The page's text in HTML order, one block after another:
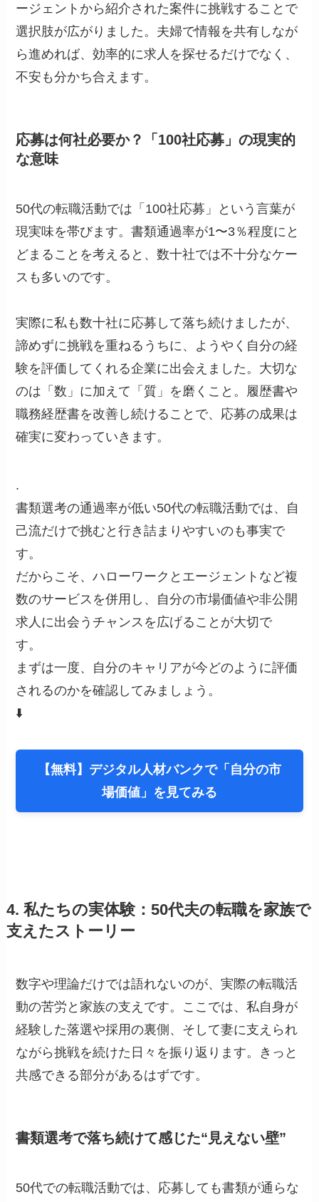
ージェントから紹介された案件に挑戦することで
選択肢が広がりました。夫婦で情報を共有しなが
ら進めれば、効率的に求人を探せるだけでなく、
不安も分かち合えます。
応募は何社必要か？「100社応募」の現実的
な意味
50代の転職活動では「100社応募」という言葉が
現実味を帯びます。書類通過率が1〜3％程度にと
どまることを考えると、数十社では不十分なケー
スも多いのです。
実際に私も数十社に応募して落ち続けましたが、
諦めずに挑戦を重ねるうちに、ようやく自分の経
験を評価してくれる企業に出会えました。大切な
のは「数」に加えて「質」を磨くこと。履歴書や
職務経歴書を改善し続けることで、応募の成果は
確実に変わっていきます。
.
書類選考の通過率が低い50代の転職活動では、自
己流だけで挑むと行き詰まりやすいのも事実で
す。
だからこそ、ハローワークとエージェントなど複
数のサービスを併用し、自分の市場価値や非公開
求人に出会うチャンスを広げることが大切で
す。
まずは一度、自分のキャリアが今どのように評価
されるのかを確認してみましょう。
⬇️
【無料】デジタル人材バンクで「自分の市
場価値」を見てみる
4. 私たちの実体験：50代夫の転職を家族で
支えたストーリー
数字や理論だけでは語れないのが、実際の転職活
動の苦労と家族の支えです。ここでは、私自身が
経験した落選や採用の裏側、そして妻に支えられ
ながら挑戦を続けた日々を振り返ります。きっと
共感できる部分があるはずです。
書類選考で落ち続けて感じた“見えない壁”
50代での転職活動では、応募しても書類が通らな